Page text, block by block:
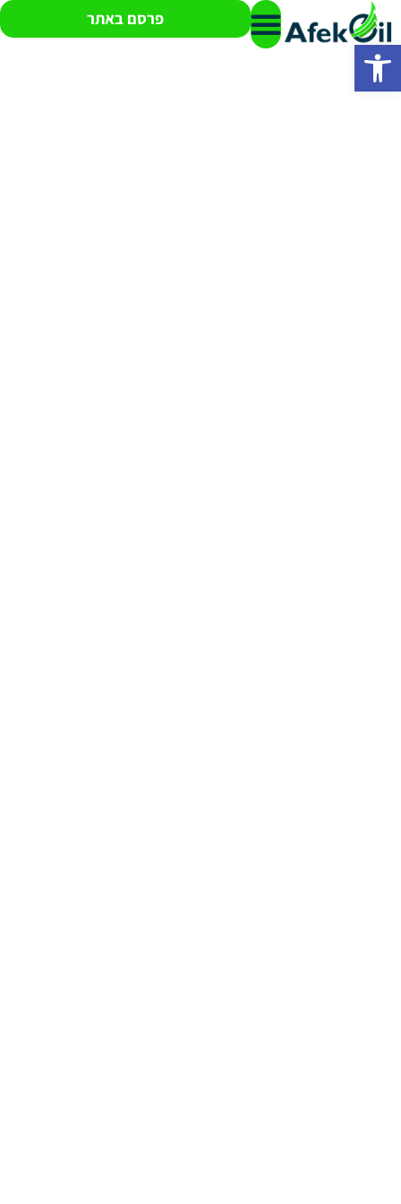
פתח סרגל נגישות
פרסם באתר